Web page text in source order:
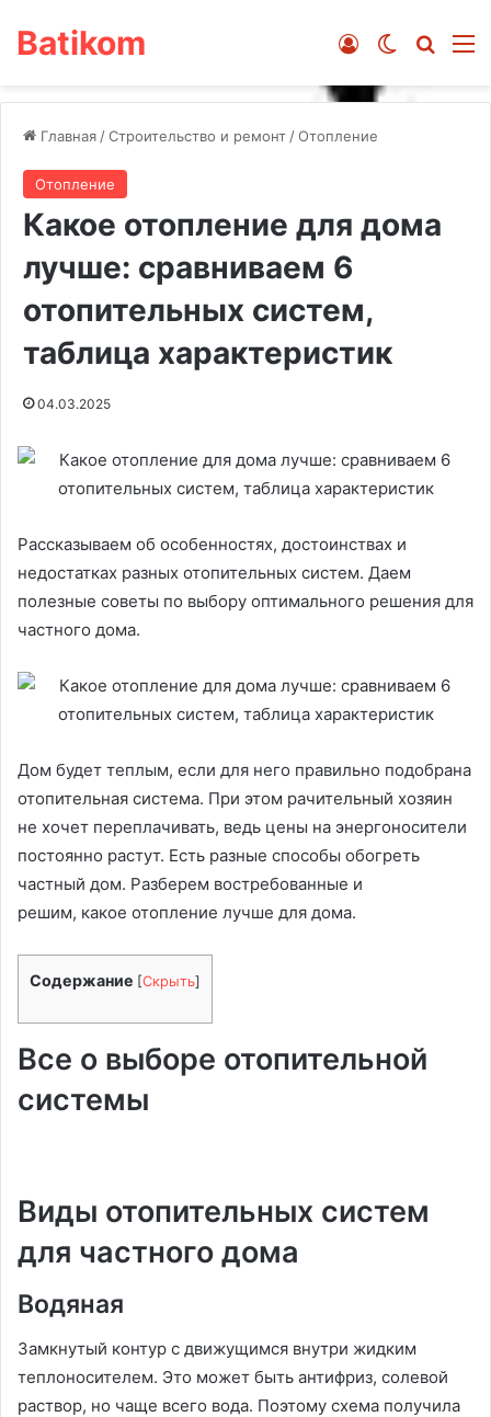
Batikom Switch skin
Войти
Главная /Строительство и ремонт /Отопление
Отопление
Какое отопление для дома
лучше: сравниваем 6
отопительных систем,
таблица характеристик
04.03.2025
Рассказываем об особенностях, достоинствах и
недостатках разных отопительных систем. Даем
полезные советы по выбору оптимального решения для
частного дома.
Дом будет теплым, если для него правильно подобрана
отопительная система. При этом рачительный хозяин
не хочет переплачивать, ведь цены на энергоносители
постоянно растут. Есть разные способы обогреть
частный дом. Разберем востребованные и
решим, какое отопление лучше для дома.
Содержание [Скрыть]
Все о выборе отопительной
системы
Виды отопительных систем
для частного дома
Водяная
Замкнутый контур с движущимся внутри жидким
теплоносителем. Это может быть антифриз, солевой
раствор, но чаще всего вода. Поэтому схема получила